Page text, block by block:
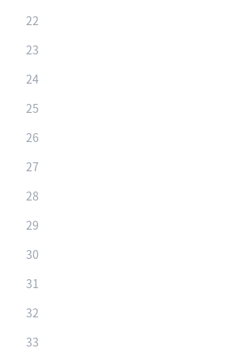
22
23
24
25
26
27
28
29
30
31
32
33